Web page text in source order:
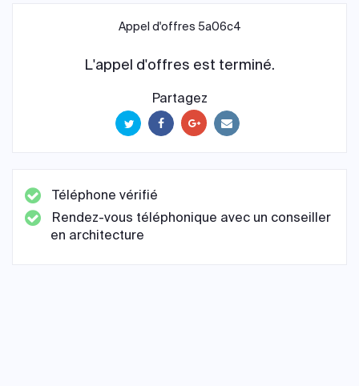
Appel d'offres 5a06c4
L'appel d'offres est terminé.
Partagez
Téléphone vérifié
Rendez-vous téléphonique avec un conseiller
en architecture